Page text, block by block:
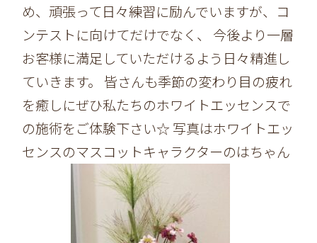
め、頑張って日々練習に励んでいますが、コ
ンテストに向けてだけでなく、 今後より一層
お客様に満足していただけるよう日々精進し
ていきます。 皆さんも季節の変わり目の疲れ
を癒しにぜひ私たちのホワイトエッセンスで
の施術をご体験下さい☆ 写真はホワイトエッ
センスのマスコットキャラクターのはちゃん